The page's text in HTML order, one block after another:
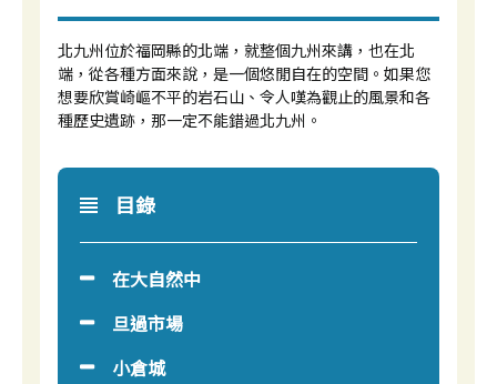
北九州位於福岡縣的北端，就整個九州來講，也在北
端，從各種方面來說，是一個悠閒自在的空間。如果您
想要欣賞崎嶇不平的岩石山、令人嘆為觀止的風景和各
種歷史遺跡，那一定不能錯過北九州。
目錄
在大自然中
旦過市場
小倉城